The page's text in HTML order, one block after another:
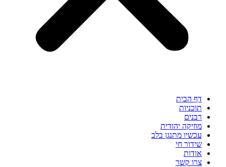
דף הבית
תוכניות
רבנים
מוזיקה יהודית
עכשיו מתנגן בלב
שידור חי
אודות
צרו קשר